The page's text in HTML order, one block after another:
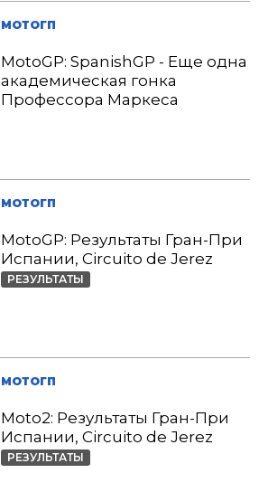
МОТОГП
MotoGP: SpanishGP - Еще одна
академическая гонка
Профессора Маркеса
МОТОГП
MotoGP: Результаты Гран-При
Испании, Circuito de Jerez
РЕЗУЛЬТАТЫ
МОТОГП
Moto2: Результаты Гран-При
Испании, Circuito de Jerez
РЕЗУЛЬТАТЫ